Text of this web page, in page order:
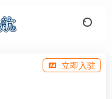
立即入驻